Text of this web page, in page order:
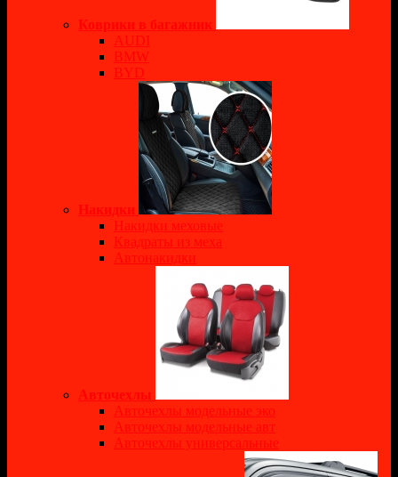
Коврики в багажник
AUDI
BMW
BYD
Накидки
Накидки меховые
Квадраты из меха
Автонакидки
Авточехлы
Авточехлы модельные эко
Авточехлы модельные авт
Авточехлы универсальные